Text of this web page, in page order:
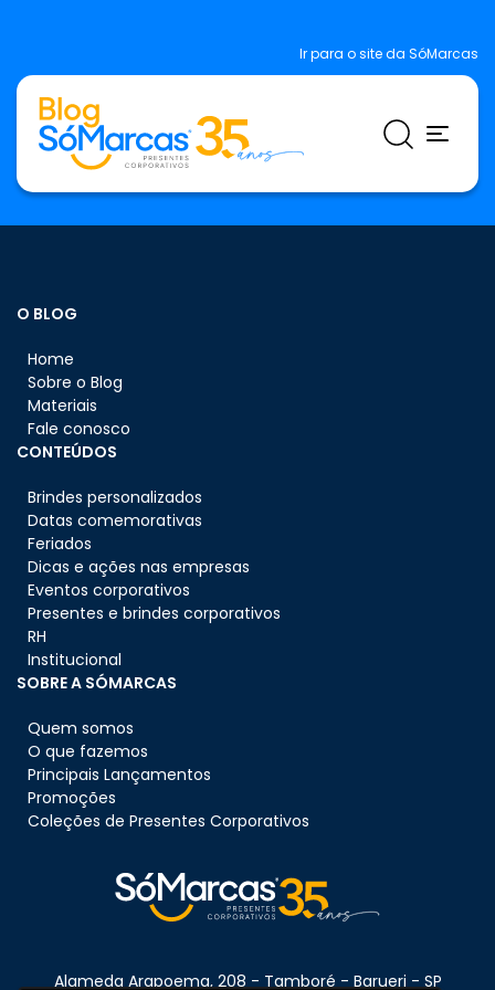
Ir para o site da SóMarcas
O BLOG
Home
Sobre o Blog
Materiais
Fale conosco
CONTEÚDOS
Brindes personalizados
Datas comemorativas
Feriados
Dicas e ações nas empresas
Eventos corporativos
Presentes e brindes corporativos
RH
Institucional
SOBRE A SÓMARCAS
Quem somos
O que fazemos
Principais Lançamentos
Promoções
Coleções de Presentes Corporativos
Alameda Arapoema, 208 - Tamboré - Barueri - SP